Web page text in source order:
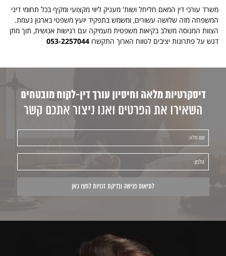
משרד עורכי דין המאם חליחל ושות' מעניק ליווי מקצועי ומקיף בכל תחומי דיני
המשפחה מזה שלושה עשורים, ומשמש בתפקיד יועץ משפטי בארגון נעמת.
הצוות המנוסה משלב בקיאות משפטית מעמיקה עם רגישות אנושית, תוך מתן
דגש על פתרונות יציבים לטווח הארוך התקשרו
דיסקרטיות מלאה וחיסיון עורך דין-לקוח מובטחים
השאירו את הפרטים ואנו ניצור אתכם קשר